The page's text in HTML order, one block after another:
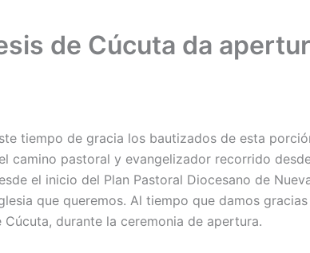
de Cúcuta da
tiempo de gracia los bautizados de esta
camino pastoral y evangelizador recorrido
el inicio del Plan Pastoral Diocesano de
que queremos. Al tiempo que damos
Cúcuta, durante la ceremonia de apertura.